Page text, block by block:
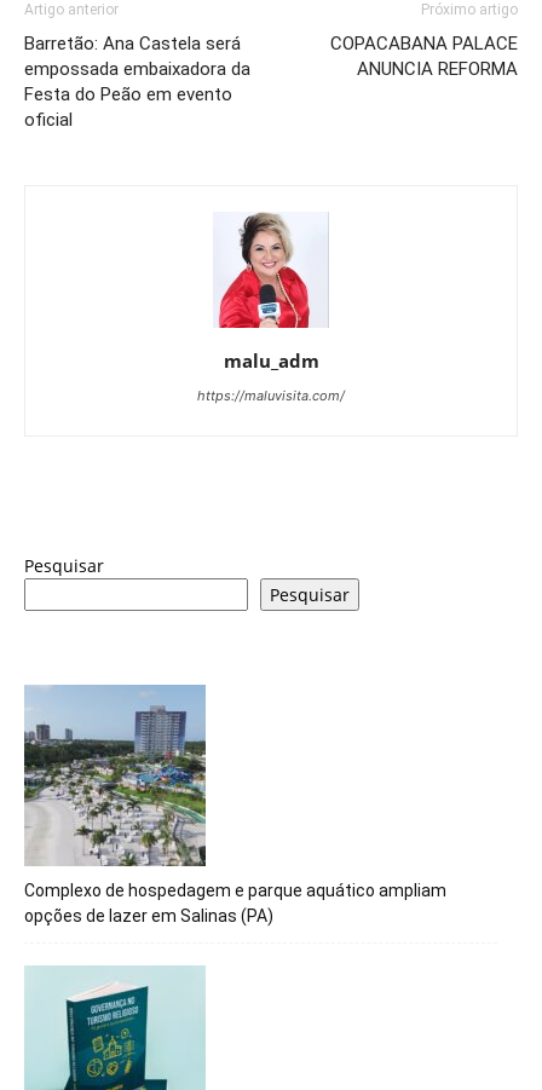
Artigo anterior
Barretão: Ana Castela será
empossada embaixadora da
Festa do Peão em evento
oficial
Próximo artigo
COPACABANA PALACE
ANUNCIA REFORMA
malu_adm
https://maluvisita.com/
Pesquisar
Pesquisar
Complexo de hospedagem e parque aquático ampliam
opções de lazer em Salinas (PA)